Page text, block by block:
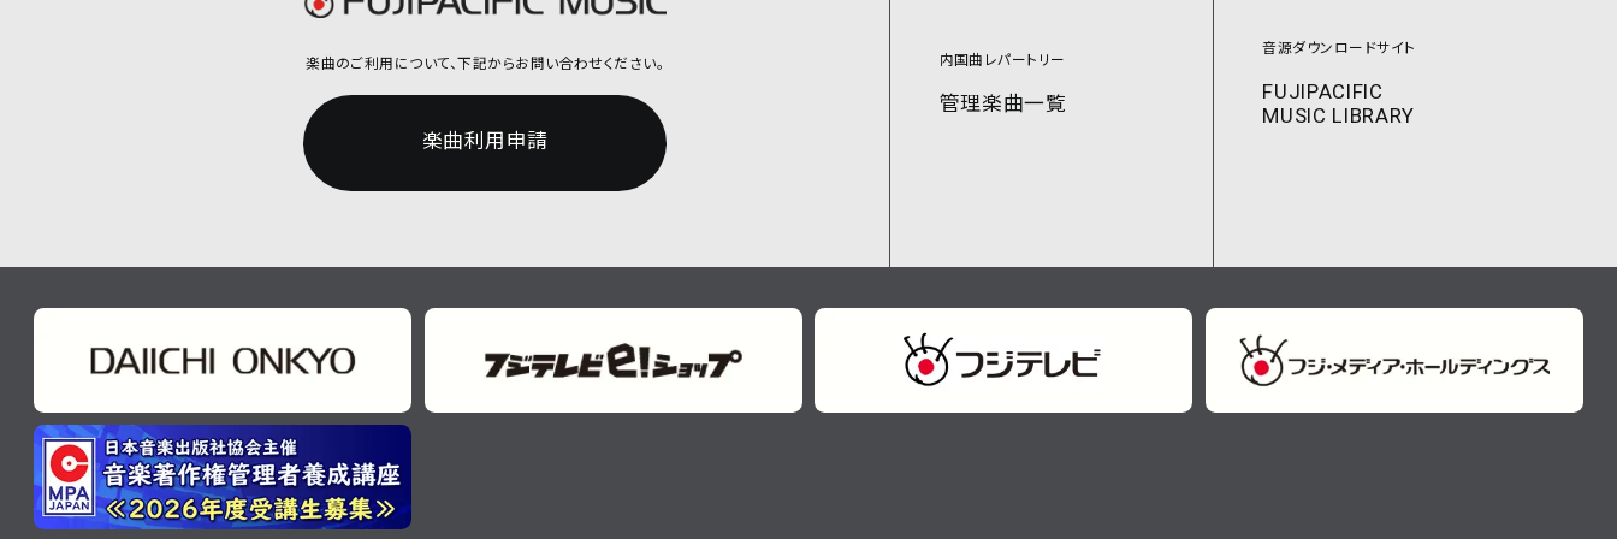
楽曲のご利用について、下記からお問い合わせください。
楽曲利用申請
内国曲レパートリー
管理楽曲一覧
音源ダウンロードサイト
FUJIPACIFIC
MUSIC LIBRARY